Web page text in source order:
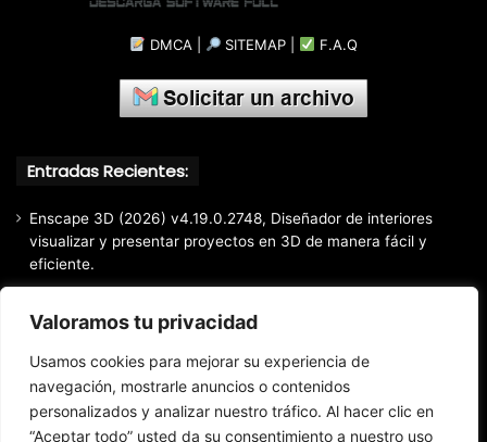
Valoramos tu privacidad
Usamos cookies para mejorar su experiencia de
navegación, mostrarle anuncios o contenidos
personalizados y analizar nuestro tráfico. Al hacer clic en
“Aceptar todo” usted da su consentimiento a nuestro uso
DMCA SITEMAP F.A.Q
Entradas Recientes:
Enscape 3D (2026) v4.19.0.2748, Diseñador de interiores
visualizar y presentar proyectos en 3D de manera fácil y
eficiente.
EaseUS Partition Master Professional All Edition (2026)
v20.5.0 Build 202608010610, Crear y modificar particiones
fácil y rápido
EaseUS Todo Backup Home 2025 v16.3.1, Respaldo y
recuperación de archivos confiable